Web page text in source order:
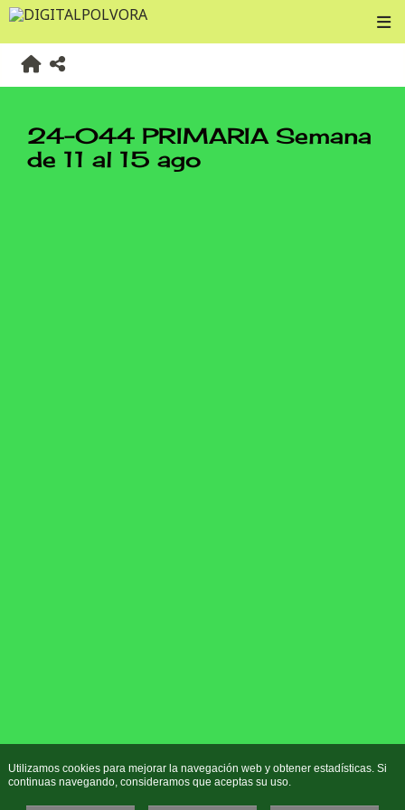
24-044 PRIMARIA Semana
de 11 al 15 ago
Utilizamos cookies para mejorar la navegación web y obtener estadísticas. Si
continuas navegando, consideramos que aceptas su uso.